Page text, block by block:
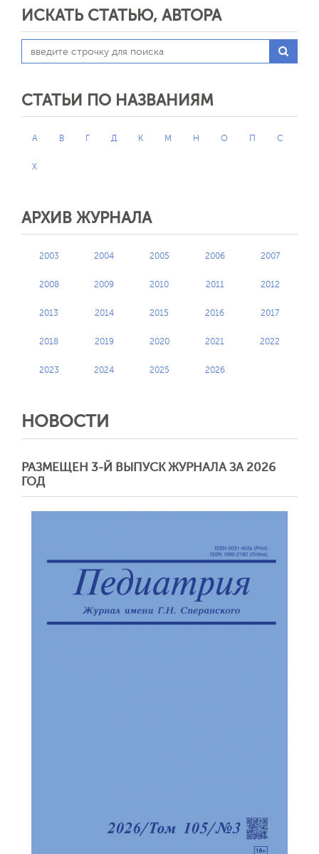
ИСКАТЬ СТАТЬЮ, АВТОРА
СТАТЬИ ПО НАЗВАНИЯМ
А В Г Д К М Н О П С
Х
АРХИВ ЖУРНАЛА
2003 2004 2005 2006 2007
2008 2009 2010 2011 2012
2013 2014 2015 2016 2017
2018 2019 2020 2021 2022
2023 2024 2025 2026
НОВОСТИ
РАЗМЕЩЕН 3-Й ВЫПУСК ЖУРНАЛА ЗА 2026
ГОД